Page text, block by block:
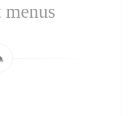
menus